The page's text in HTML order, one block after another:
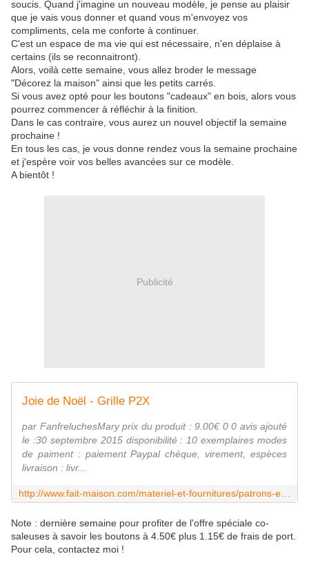
soucis. Quand j'imagine un nouveau modèle, je pense au plaisir
que je vais vous donner et quand vous m'envoyez vos
compliments, cela me conforte à continuer.
C'est un espace de ma vie qui est nécessaire, n'en déplaise à
certains (ils se reconnaitront).
Alors, voilà cette semaine, vous allez broder le message
"Décorez la maison" ainsi que les petits carrés.
Si vous avez opté pour les boutons "cadeaux" en bois, alors vous
pourrez commencer à réfléchir à la finition.
Dans le cas contraire, vous aurez un nouvel objectif la semaine
prochaine !
En tous les cas, je vous donne rendez vous la semaine prochaine
et j'espère voir vos belles avancées sur ce modèle.
A bientôt !
Publicité
Joie de Noël - Grille P2X
par FanfreluchesMary prix du produit : 9.00€ 0 0 avis ajouté
le :30 septembre 2015 disponibilité : 10 exemplaires modes
de paiment : paiement Paypal chèque, virement, espèces
livraison : livr...
Note : dernière semaine pour profiter de l'offre spéciale co-
saleuses à savoir les boutons à 4.50€ plus 1.15€ de frais de port.
Pour cela, contactez moi !